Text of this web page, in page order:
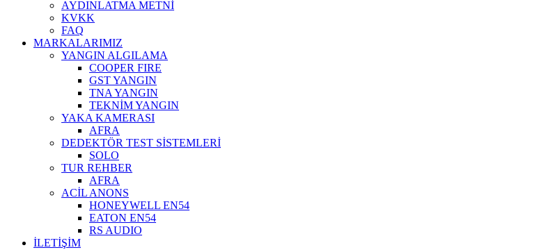
AYDINLATMA METNİ
KVKK
FAQ
MARKALARIMIZ
YANGIN ALGILAMA
COOPER FIRE
GST YANGIN
TNA YANGIN
TEKNİM YANGIN
YAKA KAMERASI
AFRA
DEDEKTÖR TEST SİSTEMLERİ
SOLO
TUR REHBER
AFRA
ACİL ANONS
HONEYWELL EN54
EATON EN54
RS AUDIO
İLETİŞİM